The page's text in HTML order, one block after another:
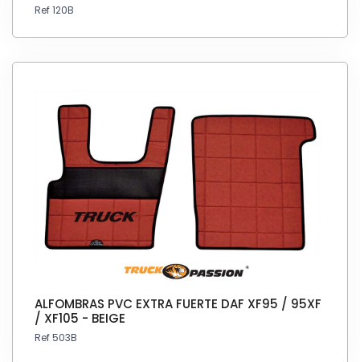
Ref 120B
ALFOMBRAS PVC EXTRA FUERTE DAF XF95 / 95XF
/ XF105 - BEIGE
Ref 503B